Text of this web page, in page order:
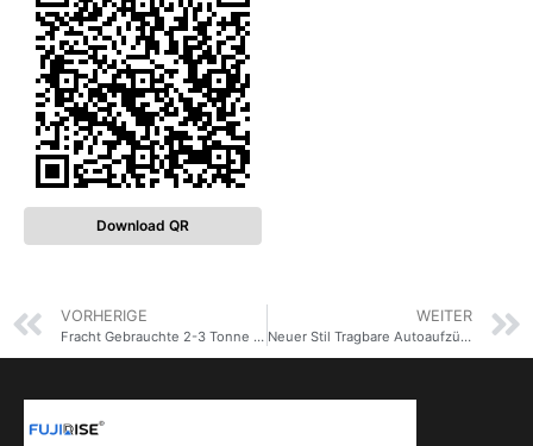
Download QR
VORHERIGE
Fracht Gebrauchte 2-3 Tonne Lagerhaus Fracht Aufzug Preis
WEITER
Neuer Stil Tragbare Autoaufzüge Mechanisches Parkplatzsystem Autoaufzüge für Haus Garage